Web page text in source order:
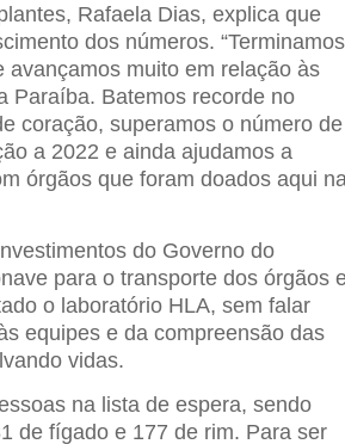
Rafaela Dias, explica que
dos números. “Terminamos
muito em relação às
Paraíba. Batemos recorde no
coração, superamos o número de
a 2022 e ainda ajudamos a
órgãos que foram doados aqui
do Governo do
para o transporte dos órgãos
o laboratório HLA, sem falar
equipes e da compreensão das
vidas.
na lista de espera, sendo
de fígado e 177 de rim. Para ser